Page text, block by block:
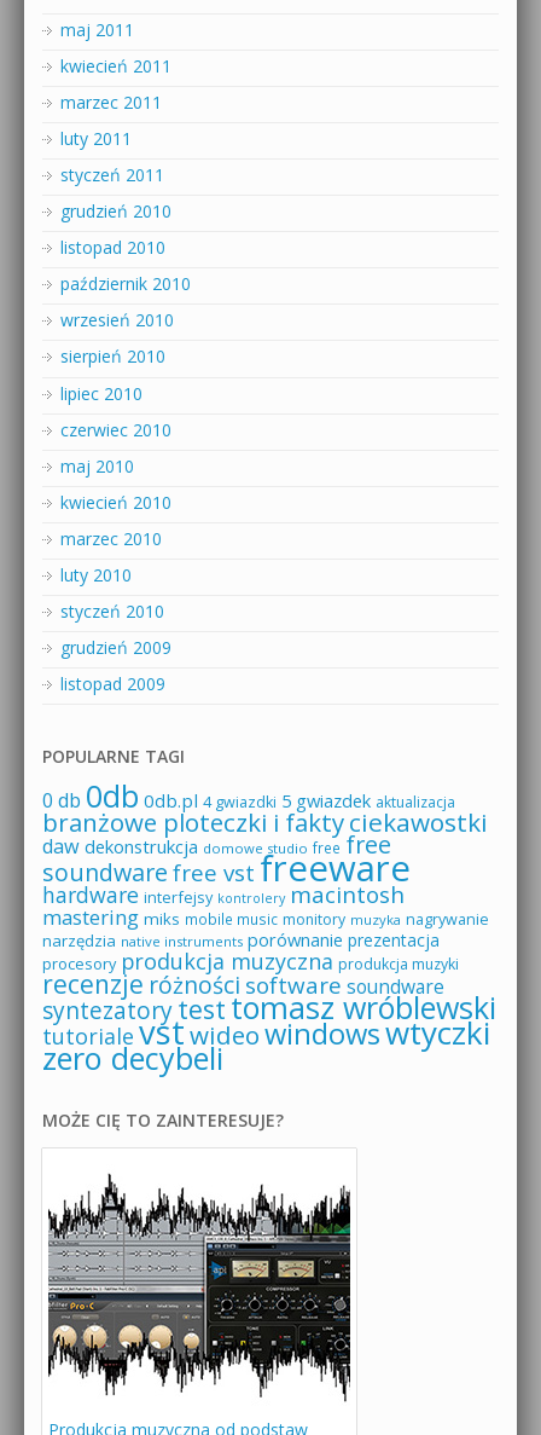
maj 2011
kwiecień 2011
marzec 2011
luty 2011
styczeń 2011
grudzień 2010
listopad 2010
październik 2010
wrzesień 2010
sierpień 2010
lipiec 2010
czerwiec 2010
maj 2010
kwiecień 2010
marzec 2010
luty 2010
styczeń 2010
grudzień 2009
listopad 2009
POPULARNE TAGI
0 db 0db 0db.pl 4 gwiazdki 5 gwiazdek aktualizacja
branżowe ploteczki i faktyciekawostki
daw dekonstrukcja domowe studio free free
soundware free vst freeware
hardware interfejsy kontrolery macintosh
mastering miks mobile music monitory muzyka nagrywanie
narzędzia native instruments porównanie prezentacja
procesory produkcja muzyczna produkcja muzyki
recenzje różności software soundware
syntezatorytesttomasz wróblewski
tutoriale vstwideowindowswtyczki
zero decybeli
MOŻE CIĘ TO ZAINTERESUJE?
Produkcja muzyczna od podstaw